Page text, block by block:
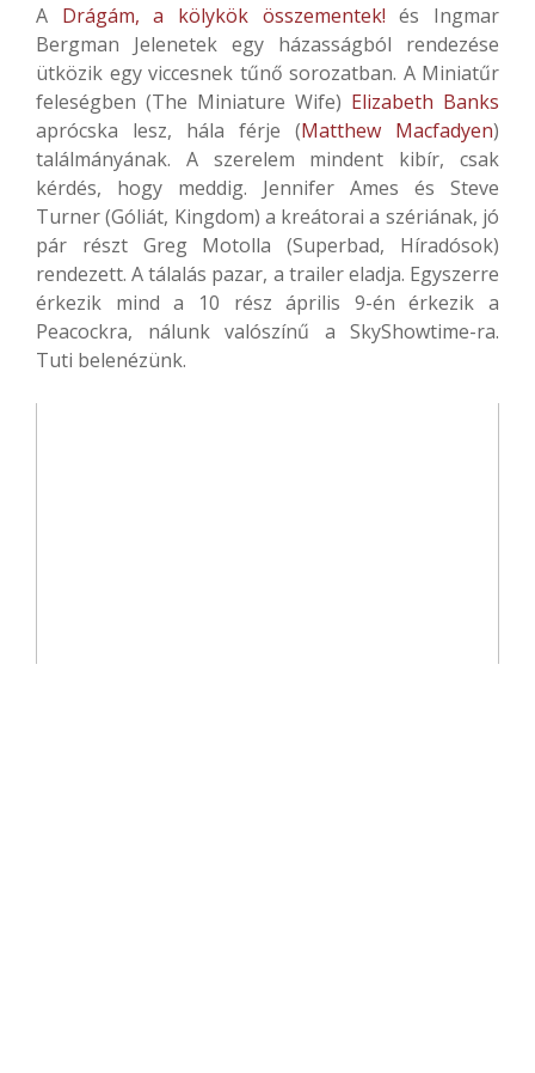
A Drágám, a kölykök összementek! és Ingmar
Bergman Jelenetek egy házasságból rendezése
ütközik egy viccesnek tűnő sorozatban. A Miniatűr
feleségben (The Miniature Wife) Elizabeth Banks
aprócska lesz, hála férje (Matthew Macfadyen)
találmányának. A szerelem mindent kibír, csak
kérdés, hogy meddig. Jennifer Ames és Steve
Turner (Góliát, Kingdom) a kreátorai a szériának, jó
pár részt Greg Motolla (Superbad, Híradósok)
rendezett. A tálalás pazar, a trailer eladja. Egyszerre
érkezik mind a 10 rész április 9-én érkezik a
Peacockra, nálunk valószínű a SkyShowtime-ra.
Tuti belenézünk.